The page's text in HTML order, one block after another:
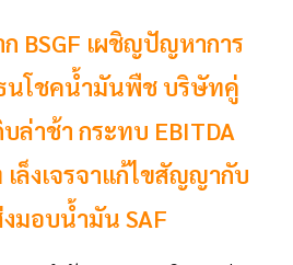
BSGF เผชิญปัญหาการ
นโชคน้ำมันพืช บริษัทคู่
ล่าช้า กระทบ EBITDA
ล็งเจรจาแก้ไขสัญญากับ
มอบน้ำมัน SAF